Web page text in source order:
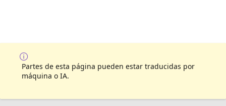
Partes de esta página pueden estar traducidas por
máquina o IA.